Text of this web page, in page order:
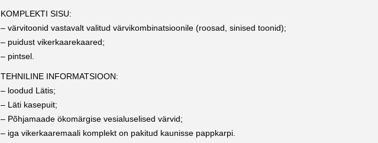
KOMPLEKTI SISU:
– värvitoonid vastavalt valitud värvikombinatsioonile (roosad, sinised toonid);
– puidust vikerkaarekaared;
– pintsel.
TEHNILINE INFORMATSIOON:
– loodud Lätis;
– Läti kasepuit;
– Põhjamaade ökomärgise vesialuselised värvid;
– iga vikerkaaremaali komplekt on pakitud kaunisse pappkarpi.